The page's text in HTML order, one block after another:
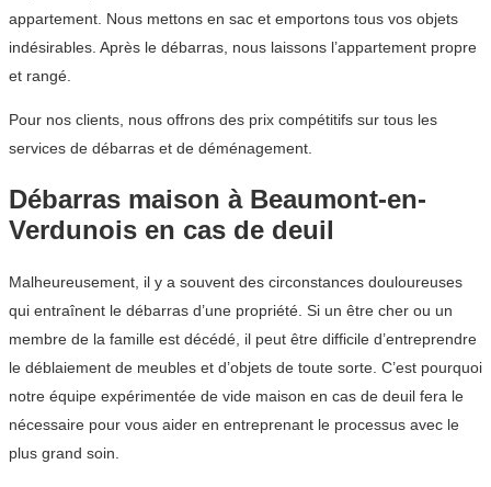
appartement. Nous mettons en sac et emportons tous vos objets
indésirables. Après le débarras, nous laissons l’appartement propre
et rangé.
Pour nos clients, nous offrons des prix compétitifs sur tous les
services de débarras et de déménagement.
Débarras maison à Beaumont-en-
Verdunois en cas de deuil
Malheureusement, il y a souvent des circonstances douloureuses
qui entraînent le débarras d’une propriété. Si un être cher ou un
membre de la famille est décédé, il peut être difficile d’entreprendre
le déblaiement de meubles et d’objets de toute sorte. C’est pourquoi
notre équipe expérimentée de vide maison en cas de deuil fera le
nécessaire pour vous aider en entreprenant le processus avec le
plus grand soin.